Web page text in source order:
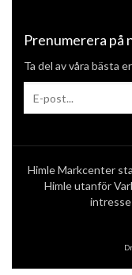
Prenumerera på
Ta del av våra bästa
Himle Markcenter
Himle utanför